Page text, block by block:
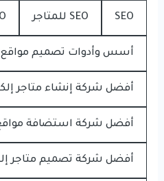
SEO SEO للمتاجر
أسس وأدوات تصميم مواقع
أفضل شركة إنشاء متاجر
أفضل شركة استضافة
أفضل شركة تصميم متاجر